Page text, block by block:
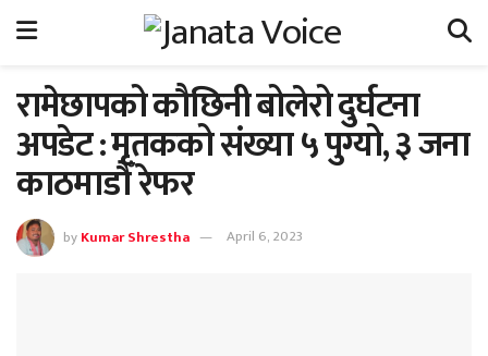
रामेछापको कौछिनी बोलेरो दुर्घटना
अपडेट : मृतकको संख्या ५ पुग्यो, ३ जना
काठमाडौँ रेफर
byKumar Shrestha April 6, 2023